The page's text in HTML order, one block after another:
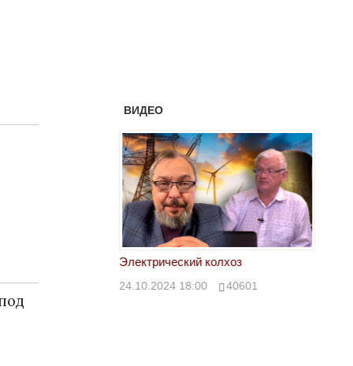
ВИДЕО
43112
Электрический колхоз
24.10.2024 18:00 40601